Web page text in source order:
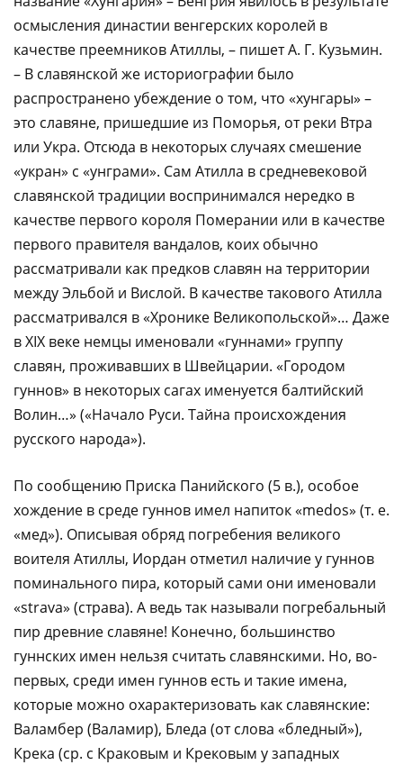
осмысления династии венгерских королей в
качестве преемников Атиллы, – пишет А. Г. Кузьмин.
– В славянской же историографии было
распространено убеждение о том, что «хунгары» –
это славяне, пришедшие из Поморья, от реки Втра
или Укра. Отсюда в некоторых случаях смешение
«укран» с «унграми». Сам Атилла в средневековой
славянской традиции воспринимался нередко в
качестве первого короля Померании или в качестве
первого правителя вандалов, коих обычно
рассматривали как предков славян на территории
между Эльбой и Вислой. В качестве такового Атилла
рассматривался в «Хронике Великопольской»… Даже
в XIX веке немцы именовали «гуннами» группу
славян, проживавших в Швейцарии. «Городом
гуннов» в некоторых сагах именуется балтийский
Волин…» («Начало Руси. Тайна происхождения
русского народа»).
По сообщению Приска Панийского (5 в.), особое
хождение в среде гуннов имел напиток «medos» (т. е.
«мед»). Описывая обряд погребения великого
воителя Атиллы, Иордан отметил наличие у гуннов
поминального пира, который сами они именовали
«strava» (страва). А ведь так называли погребальный
пир древние славяне! Конечно, большинство
гуннских имен нельзя считать славянскими. Но, во-
первых, среди имен гуннов есть и такие имена,
которые можно охарактеризовать как славянские:
Валамбер (Валамир), Бледа (от слова «бледный»),
Крека (ср. с Краковым и Крековым у западных